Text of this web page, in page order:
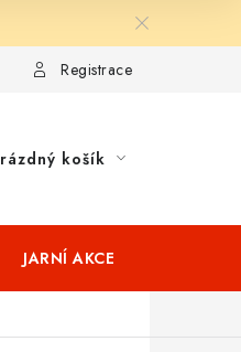
Tabulka velikostí oblečení
Registrace
košík
JARNÍ AKCE